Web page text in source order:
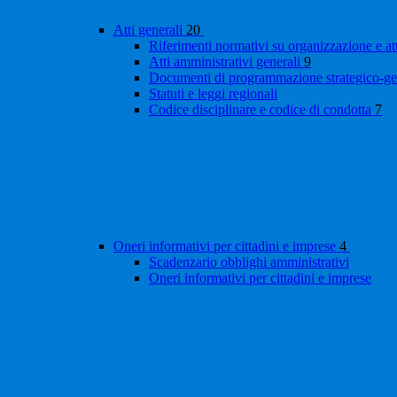
Atti generali 20
Riferimenti normativi su organizzazione e
Atti amministrativi generali 9
Documenti di programmazione strategico-
Statuti e leggi regionali
Codice disciplinare e codice di condotta 7
Oneri informativi per cittadini e imprese 4
Scadenzario obblighi amministrativi
Oneri informativi per cittadini e imprese